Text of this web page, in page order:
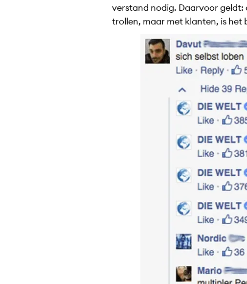
verstand nodig. Daarvoor geldt:
trollen, maar met klanten, is